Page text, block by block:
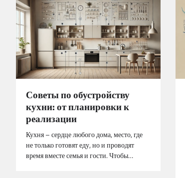
Советы по обустройству
кухни: от планировки к
реализации
Кухня – сердце любого дома, место, где
не только готовят еду, но и проводят
время вместе семья и гости. Чтобы…